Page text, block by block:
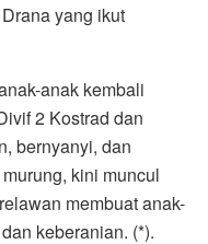
yang ikut
anak kembali
2 Kostrad dan
bernyanyi, dan
kini muncul
membuat anak-
keberanian. (*).